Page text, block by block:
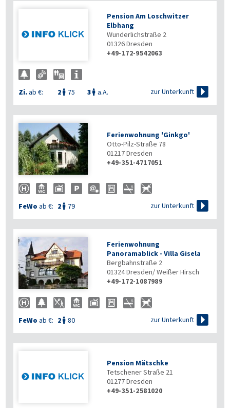
Pension Am Loschwitzer
Elbhang
Wunderlichstraße 2
01326Dresden
+49-172-9542063
Zi.ab €: 2  75 3  a.A. zur Unterkunft 
Ferienwohnung 'Ginkgo'
Otto-Pilz-Straße 78
01217Dresden
+49-351-4717051
FeWo ab €: 2  79 zur Unterkunft 

Ferienwohnung
Panoramablick - Villa Gisela
Bergbahnstraße 2
01324Dresden/ Weißer Hirsch
+49-172-1087989
FeWo ab €: 2  80 zur Unterkunft 
Pension Mätschke
Tetschener Straße 21
01277Dresden
+49-351-2581020